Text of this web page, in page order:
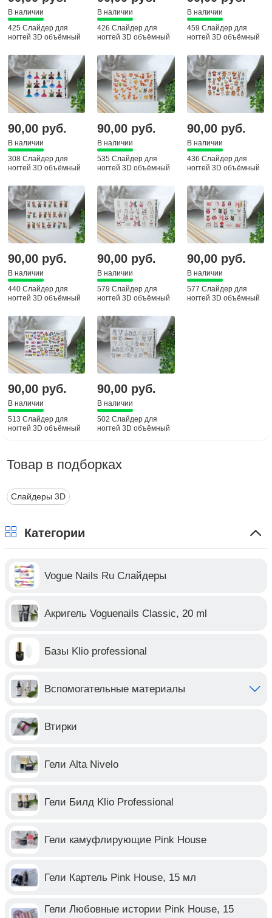
В наличии
425 Слайдер для
ногтей 3D объёмный
В наличии
426 Слайдер для
ногтей 3D объёмный
В наличии
459 Слайдер для
ногтей 3D объёмный
90,00 руб.
В наличии
308 Слайдер для
ногтей 3D объёмный
90,00 руб.
В наличии
535 Слайдер для
ногтей 3D объёмный
90,00 руб.
В наличии
436 Слайдер для
ногтей 3D объёмный
90,00 руб.
В наличии
440 Слайдер для
ногтей 3D объёмный
90,00 руб.
В наличии
579 Слайдер для
ногтей 3D объёмный
90,00 руб.
В наличии
577 Слайдер для
ногтей 3D объёмный
90,00 руб.
В наличии
513 Слайдер для
ногтей 3D объёмный
90,00 руб.
В наличии
502 Слайдер для
ногтей 3D объёмный
Товар в подборках
Слайдеры 3D
Категории
Vogue Nails Ru Слайдеры
Акригель Voguenails Classic, 20 ml
Базы Klio professional
Вспомогательные материалы
Втирки
Гели Alta Nivelo
Гели Билд Klio Professional
Гели камуфлирующие Pink House
Гели Картель Pink House, 15 мл
Гели Любовные истории Pink House, 15